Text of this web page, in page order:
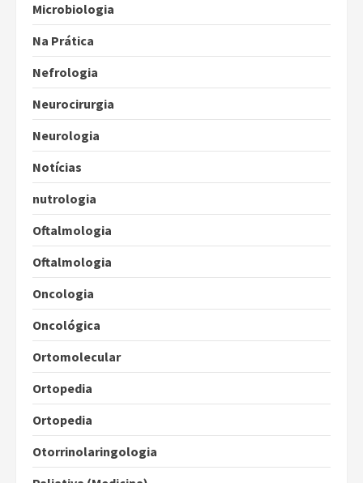
Microbiologia
Na Prática
Nefrologia
Neurocirurgia
Neurologia
Notícias
nutrologia
Oftalmologia
Oftalmologia
Oncologia
Oncológica
Ortomolecular
Ortopedia
Ortopedia
Otorrinolaringologia